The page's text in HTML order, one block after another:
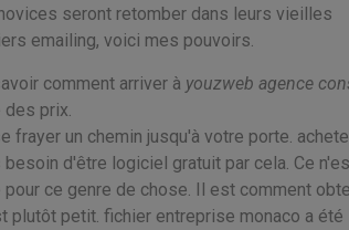
seront retomber dans leurs vieilles
emailing, voici mes pouvoirs.
comment arriver à youzweb agence
prix.
un chemin jusqu'à votre porte.
d'être logiciel gratuit par cela. Ce
ce genre de chose. Il est comment
plutôt petit. fichier entreprise monaco a été